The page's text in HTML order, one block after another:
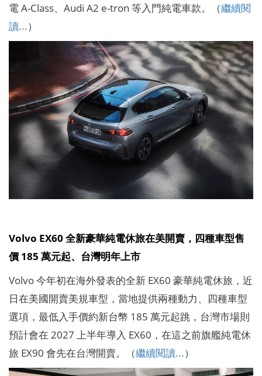
電 A-Class、Audi A2 e-tron 等入門純電車款。（繼續閱
讀...）
Volvo EX60 全新豪華純電休旅在美開賣，四種車型售
價 185 萬元起、台灣明年上市
Volvo 今年初在海外發表的全新 EX60 豪華純電休旅，近
日在美國開賣美規車型，當地提供兩種動力、四種車型
選項，最低入手價約新台幣 185 萬元起跳，台灣市場則
預計會在 2027 上半年導入 EX60，在這之前旗艦純電休
旅 EX90 會先在台灣開賣。（繼續閱讀...）